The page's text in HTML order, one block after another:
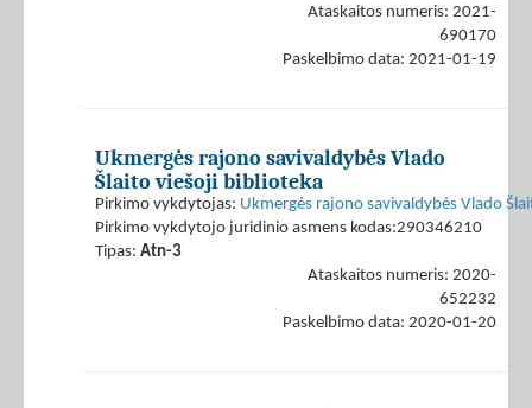
Ataskaitos numeris: 2021-
690170
Paskelbimo data: 2021-01-19
Ukmergės rajono savivaldybės Vlado
Šlaito viešoji biblioteka
Pirkimo vykdytojas: Ukmergės rajono savivaldybės Vlado
Pirkimo vykdytojo juridinio asmens kodas:290346210
Tipas: Atn-3
Ataskaitos numeris: 2020-
652232
Paskelbimo data: 2020-01-20